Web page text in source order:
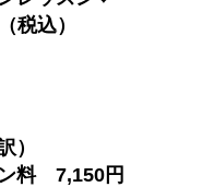
税込）
）
ン料 7,150円